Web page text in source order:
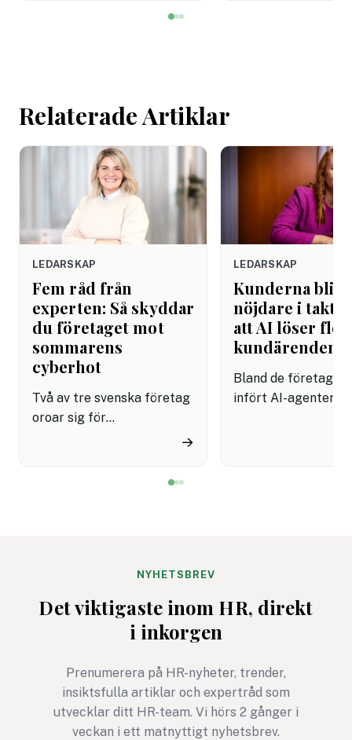
Relaterade Artiklar
LEDARSKAP
Fem råd från
experten: Så skyddar
du företaget mot
sommarens
cyberhot
Två av tre svenska företag
oroar sig för
innebär semestertider med
fem bästa tips för ett
säkrare sommarkontor.
→
LEDARSKAP
Kunderna blir
nöjdare i takt
att AI löser fler
kundärenden
Bland de företag
infört AI-agenter i
NYHETSBREV
Det viktigaste inom HR, direkt
i inkorgen
Prenumerera på HR-nyheter, trender,
insiktsfulla artiklar och expertråd som
utvecklar ditt HR-team. Vi hörs 2 gånger i
veckan i ett matnyttigt nyhetsbrev.